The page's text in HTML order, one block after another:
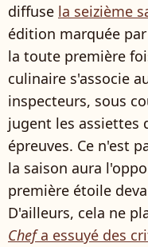
diffuse la seizième
édition marquée
la toute première
culinaire s'associe
inspecteurs, sous
jugent les assiettes
épreuves. Ce n'est
la saison aura
première étoile
D'ailleurs, cela ne
Chefa essuyé des